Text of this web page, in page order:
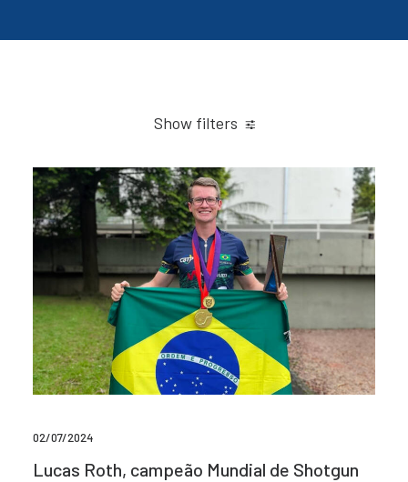
Show filters
02/07/2024
Lucas Roth, campeão Mundial de Shotgun